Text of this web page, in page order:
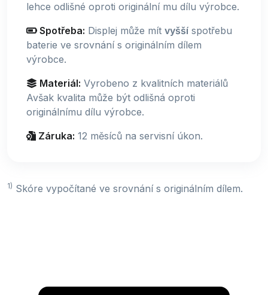
lehce odlišné oproti originální mu dílu výrobce.
Spotřeba: Displej může mít vyšší spotřebu
baterie ve srovnání s originálním dílem
výrobce.
Materiál: Vyrobeno z kvalitních materiálů
Avšak kvalita může být odlišná oproti
originálnímu dílu výrobce.
Záruka: 12 měsíců na servisní úkon.
1) Skóre vypočítané ve srovnání s originálním dílem.